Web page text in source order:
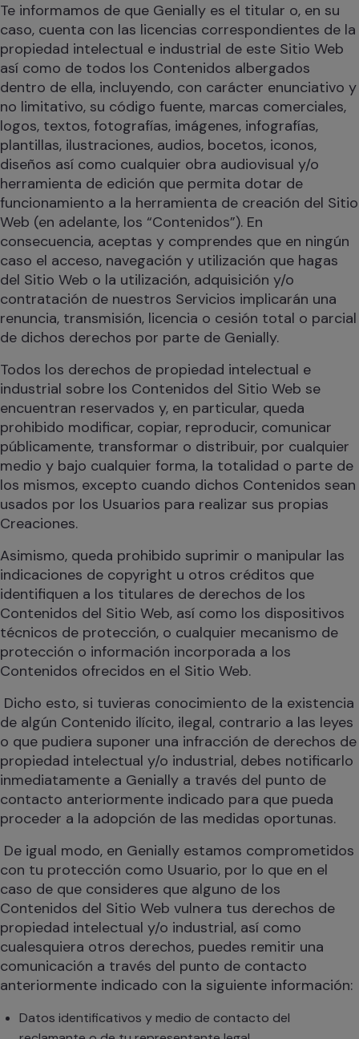
Te informamos de que Genially es el titular o, en su
caso, cuenta con las licencias correspondientes de la
propiedad intelectual e industrial de este Sitio Web
así como de todos los Contenidos albergados
dentro de ella, incluyendo, con carácter enunciativo y
no limitativo, su código fuente, marcas comerciales,
logos, textos, fotografías, imágenes, infografías,
plantillas, ilustraciones, audios, bocetos, iconos,
diseños así como cualquier obra audiovisual y/o
herramienta de edición que permita dotar de
funcionamiento a la herramienta de creación del Sitio
Web (en adelante, los “Contenidos”). En
consecuencia, aceptas y comprendes que en ningún
caso el acceso, navegación y utilización que hagas
del Sitio Web o la utilización, adquisición y/o
contratación de nuestros Servicios implicarán una
renuncia, transmisión, licencia o cesión total o parcial
de dichos derechos por parte de Genially.
Todos los derechos de propiedad intelectual e
industrial sobre los Contenidos del Sitio Web se
encuentran reservados y, en particular, queda
prohibido modificar, copiar, reproducir, comunicar
públicamente, transformar o distribuir, por cualquier
medio y bajo cualquier forma, la totalidad o parte de
los mismos, excepto cuando dichos Contenidos sean
usados por los Usuarios para realizar sus propias
Creaciones.
Asimismo, queda prohibido suprimir o manipular las
indicaciones de copyright u otros créditos que
identifiquen a los titulares de derechos de los
Contenidos del Sitio Web, así como los dispositivos
técnicos de protección, o cualquier mecanismo de
protección o información incorporada a los
Contenidos ofrecidos en el Sitio Web.
Dicho esto, si tuvieras conocimiento de la existencia
de algún Contenido ilícito, ilegal, contrario a las leyes
o que pudiera suponer una infracción de derechos de
propiedad intelectual y/o industrial, debes notificarlo
inmediatamente a Genially a través del punto de
contacto anteriormente indicado para que pueda
proceder a la adopción de las medidas oportunas.
De igual modo, en Genially estamos comprometidos
con tu protección como Usuario, por lo que en el
caso de que consideres que alguno de los
Contenidos del Sitio Web vulnera tus derechos de
propiedad intelectual y/o industrial, así como
cualesquiera otros derechos, puedes remitir una
comunicación a través del punto de contacto
anteriormente indicado con la siguiente información:
Datos identificativos y medio de contacto del